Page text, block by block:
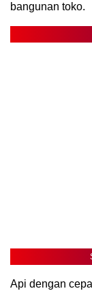
bangunan toko.
Api dengan